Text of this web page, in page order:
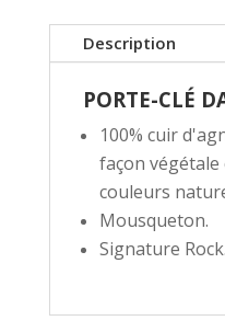
Description
PORTE-CLÉ
100% cuir
façon végétale
couleurs
Mousqueton.
Signature Rock.